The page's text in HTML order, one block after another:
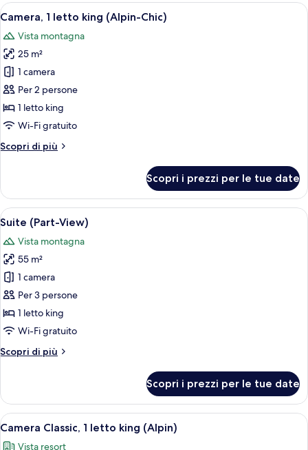
letto
Apri
tutte
le
foto
per
Camera,
1
letto
(Alpin-
Camera da letto con testiera a
9
Camera, 1 letto king (Alpin-Chic)
Vista montagna
25 m²
1 camera
Per 2 persone
1 letto king
Wi-Fi gratuito
Scopri di più
Altri
1
letto
king
Chic)
Scopri i prezzi per le tue date
Apri
tutte
le
foto
per
Suite
(Part-
View)
Una camera da letto con un letto
9
Suite (Part-View)
Vista montagna
55 m²
1 camera
Per 3 persone
1 letto king
Wi-Fi gratuito
Scopri di più
Altri
(Part-
View)
Scopri i prezzi per le tue date
Apri
tutte
Un letto grande con una coperta
5
Camera Classic, 1 letto king (Alpin)
Vista resort